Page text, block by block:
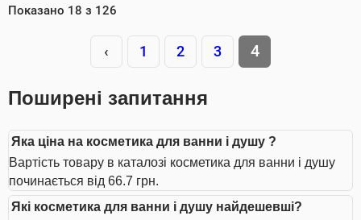
Показано 18 з 126
‹ 1 2 3 4
Поширені запитання
Яка ціна на косметика для ванни і душу ?
Вартість товару в каталозі косметика для ванни і душу
починається від 66.7 грн.
Які косметика для ванни і душу найдешевші?